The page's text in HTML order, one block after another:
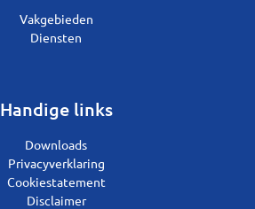
Vakgebieden
Diensten
Handige links
Downloads
Privacyverklaring
Cookiestatement
Disclaimer